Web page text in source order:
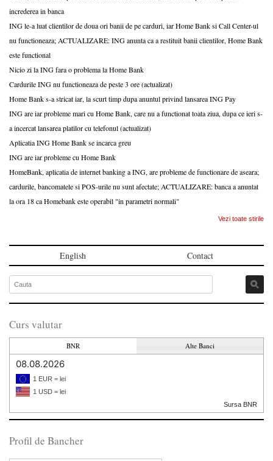
increderea in banca
ING le-a luat clientilor de doua ori banii de pe carduri, iar Home Bank si Call Center-ul
nu functioneaza; ACTUALIZARE: ING anunta ca a restituit banii clientilor, Home Bank
este functional
Nicio zi la ING fara o problema la Home Bank
Cardurile ING nu functioneaza de peste 3 ore (actualizat)
Home Bank s-a stricat iar, la scurt timp dupa anuntul privind lansarea ING Pay
ING are iar probleme mari cu Home Bank, care nu a functionat toata ziua, dupa ce ieri s-
a incercat lansarea platilor cu telefonul (actualizat)
Aplicatia ING Home Bank se incarca greu
ING are iar probleme cu Home Bank
HomeBank, aplicatia de internet banking a ING, are probleme de functionare de aseara;
cardurile, bancomatele si POS-urile nu sunt afectate; ACTUALIZARE: banca a anuntat
la ora 18 ca Homebank este operabil "in parametri normali"
Vezi toate stirile
English Contact
Curs valutar
BNR Alte Banci
08.08.2026
1 EUR = lei
1 USD = lei
Sursa BNR
Profil de Bancher